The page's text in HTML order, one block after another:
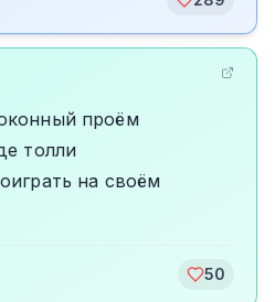
проём
толли
на своём
50